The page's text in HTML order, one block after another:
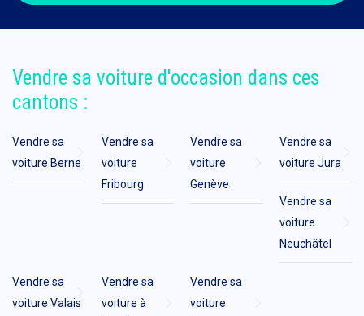
Vendre sa voiture d'occasion dans ces
cantons :
Vendre sa
voiture Berne
Vendre sa
voiture
Fribourg
Vendre sa
voiture
Genève
Vendre sa
voiture Jura
Vendre sa
voiture
Neuchâtel
Vendre sa
voiture Valais
Vendre sa
voiture à
Vendre sa
voiture